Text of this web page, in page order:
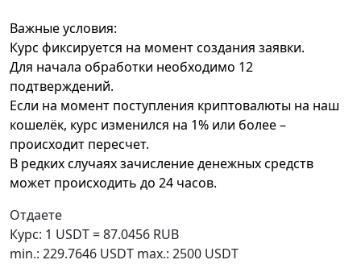
Важные условия:
Курс фиксируется на момент создания заявки.
Для начала обработки необходимо 12
подтверждений.
Если на момент поступления криптовалюты на наш
кошелёк, курс изменился на 1% или более –
происходит пересчет.
В редких случаях зачисление денежных средств
может происходить до 24 часов.
Отдаете
Курс: 1 USDT = 87.0456 RUB
min.: 229.7646 USDT max.: 2500 USDT